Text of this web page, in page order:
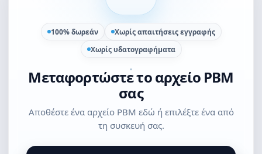
100% δωρεάν
Χωρίς απαιτήσεις εγγραφής
Χωρίς υδατογραφήματα
Μεταφορτώστε το αρχείο PBM
σας
Αποθέστε ένα αρχείο PBM εδώ ή επιλέξτε ένα από
τη συσκευή σας.